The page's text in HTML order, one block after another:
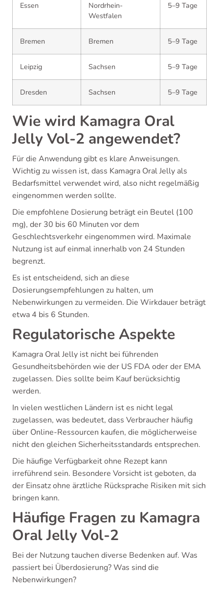
Essen
Nordrhein-
Westfalen
5–9 Tage
Bremen Bremen 5–9 Tage
Leipzig Sachsen 5–9 Tage
Dresden Sachsen 5–9 Tage
Wie wird Kamagra Oral
Jelly Vol-2 angewendet?
Für die Anwendung gibt es klare Anweisungen.
Wichtig zu wissen ist, dass Kamagra Oral Jelly als
Bedarfsmittel verwendet wird, also nicht regelmäßig
eingenommen werden sollte.
Die empfohlene Dosierung beträgt ein Beutel (100
mg), der 30 bis 60 Minuten vor dem
Geschlechtsverkehr eingenommen wird. Maximale
Nutzung ist auf einmal innerhalb von 24 Stunden
begrenzt.
Es ist entscheidend, sich an diese
Dosierungsempfehlungen zu halten, um
Nebenwirkungen zu vermeiden. Die Wirkdauer beträgt
etwa 4 bis 6 Stunden.
Regulatorische Aspekte
Kamagra Oral Jelly ist nicht bei führenden
Gesundheitsbehörden wie der US FDA oder der EMA
zugelassen. Dies sollte beim Kauf berücksichtig
werden.
In vielen westlichen Ländern ist es nicht legal
zugelassen, was bedeutet, dass Verbraucher häufig
über Online-Ressourcen kaufen, die möglicherweise
nicht den gleichen Sicherheitsstandards entsprechen.
Die häufige Verfügbarkeit ohne Rezept kann
irreführend sein. Besondere Vorsicht ist geboten, da
der Einsatz ohne ärztliche Rücksprache Risiken mit sich
bringen kann.
Häufige Fragen zu Kamagra
Oral Jelly Vol-2
Bei der Nutzung tauchen diverse Bedenken auf. Was
passiert bei Überdosierung? Was sind die
Nebenwirkungen?